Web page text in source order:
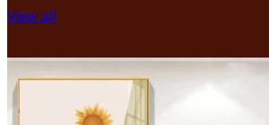
View all